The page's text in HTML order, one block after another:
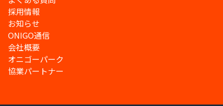
採用情報
お知らせ
ONIGO通信
会社概要
オニゴーパーク
協業パートナー